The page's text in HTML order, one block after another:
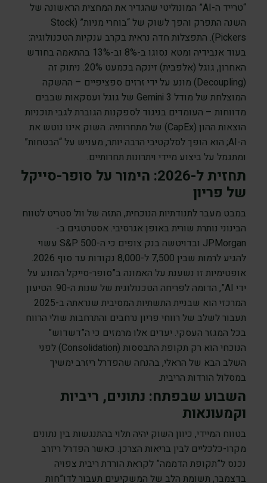
“טרייד ה-AI” המונוליטי שהגדיר את המחצית הראשונה של
השנה התפרק והפך לשוק של “בוחרי מניות” (Stock
Pickers). התפצלות חדה נראית בקרב ענקיות הטכנולוגיה:
בעוד אנבידיה ומטא נסוגו ב-8% וב-13% בהתאמה בחודש
האחרון, גוגל (אלפבית) זינקה בכמעט 20%. ניתוק זה
(Decoupling) מונע על ידי זרזים ספציפיים – ההשקה
המוצלחת של מודל Gemini 3 של גוגל ועסקאות שבבים
מדווחות – העומדים בניגוד לספקנות הגוברת לגבי תוכניות
הוצאות ההון (CapEx) של מתחרותיה. השוק אינו נוטש את
ה-AI; הוא הופך לסלקטיבי הרבה יותר, מעניש על “הבטחות”
ומתגמל על ביצוע מיידי ויתרונות תחרותיים.
תחזית ל-2026: הימור על סופר-סייקל
של פריון
במבט מעבר לתנודתיות הנוכחית, התזה של וול סטריט לטווח
הבינוני נותרת שורית באופן אגרסיבי. אסטרטגים ב-
JPMorgan ובדויטשה בנק צופים כי ה-S&P 500 עשוי
להגיע לרמות שבין 7,500 ל-8,000 נקודות עד סוף 2026.
אופטימיות זו נשענת על האמונה ב”סופר-סייקל המונע על
ידי AI”, הדומה לפריחה הטכנולוגית של שנות ה-90. הטיעון
המרכזי הוא שבניית התשתיות המסיבית שנראתה ב-2025
תעבור לשלב של רווחי פריון נרחבים והתרחבות שולי הרווח
בכל המגזר העסקי. יעדים אלו מרמזים כי ה”דשדוש”
הנוכחי הוא רק תקופת התבססות (Consolidation) לפני
השלב הבא של הראלי, בהנחה שהפדרל ריזרב ימשיך
במסלול הורדות הריבית.
השבוע שבפתח: נתונים, ריביות
וקמעונאות
בטווח המיידי, כיוון השוק יהיה תלוי בהתנגשות בין נתונים
מקרו-כלכליים לבין בריאות הצרכן. כאשר הפדרל ריזרב
נכנס ל”תקופת הדממה” לקראת הורדת ריבית צפויה
בדצמבר, תשומת הלב של המשקיעים תעבור לדו”חות